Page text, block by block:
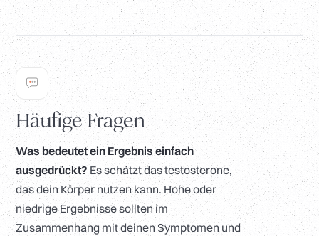
Häufige Fragen
Was bedeutet ein Ergebnis einfach
ausgedrückt? Es schätzt das testosterone,
das dein Körper nutzen kann. Hohe oder
niedrige Ergebnisse sollten im
Zusammenhang mit deinen Symptomen und